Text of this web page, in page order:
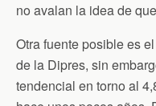
no avalan la idea de
Otra fuente posible es
de la Dipres, sin
tendencial en torno al